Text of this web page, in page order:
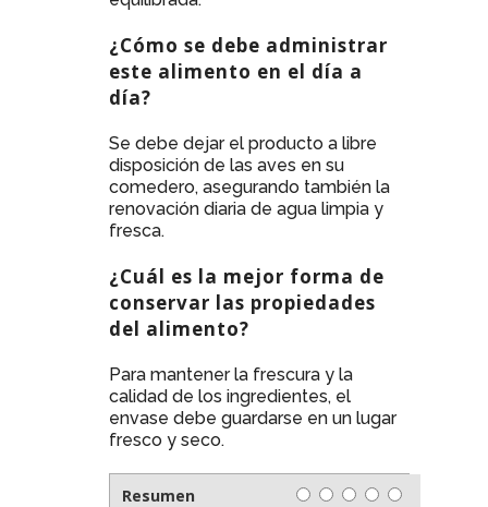
¿Cómo se debe administrar
este alimento en el día a
día?
Se debe dejar el producto a libre
disposición de las aves en su
comedero, asegurando también la
renovación diaria de agua limpia y
fresca.
¿Cuál es la mejor forma de
conservar las propiedades
del alimento?
Para mantener la frescura y la
calidad de los ingredientes, el
envase debe guardarse en un lugar
fresco y seco.
Resumen